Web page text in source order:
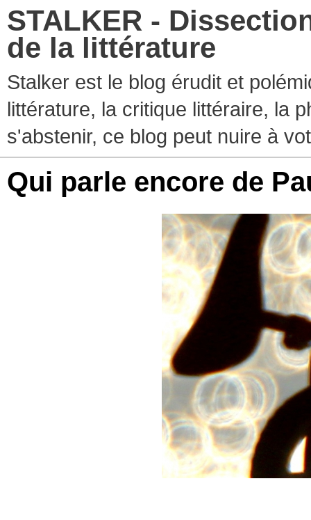
STALKER -
de la littérature
Stalker est le blog érudit et
littérature, la critique littéraire, la
s'abstenir, ce blog peut nuire à
Qui parle encore de